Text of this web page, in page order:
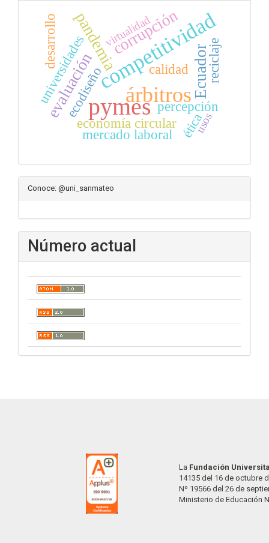
pymesárbitros
competitividad
Ecuador
pandemia
evaluación
corrupción
economía circular
universidades
percepción
reciclaje
ecodiseño
ética
mercado laboral
calidad
desarrollo virtualidad
usos
Conoce: @uni_sanmateo
Número actual
La Fundación
14135 del 16 de octubre
Nº 19566 del 26 de
Ministerio de Educación